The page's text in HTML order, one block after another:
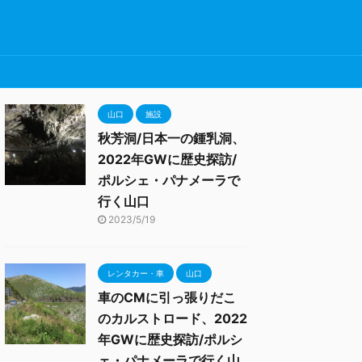
山口 施設
秋芳洞/日本一の鍾乳洞、
2022年GWに歴史探訪/
ポルシェ・パナメーラで
行く山口
2023/5/19
レンタカー・車 山口
車のCMに引っ張りだこ
のカルストロード、2022
年GWに歴史探訪/ポルシ